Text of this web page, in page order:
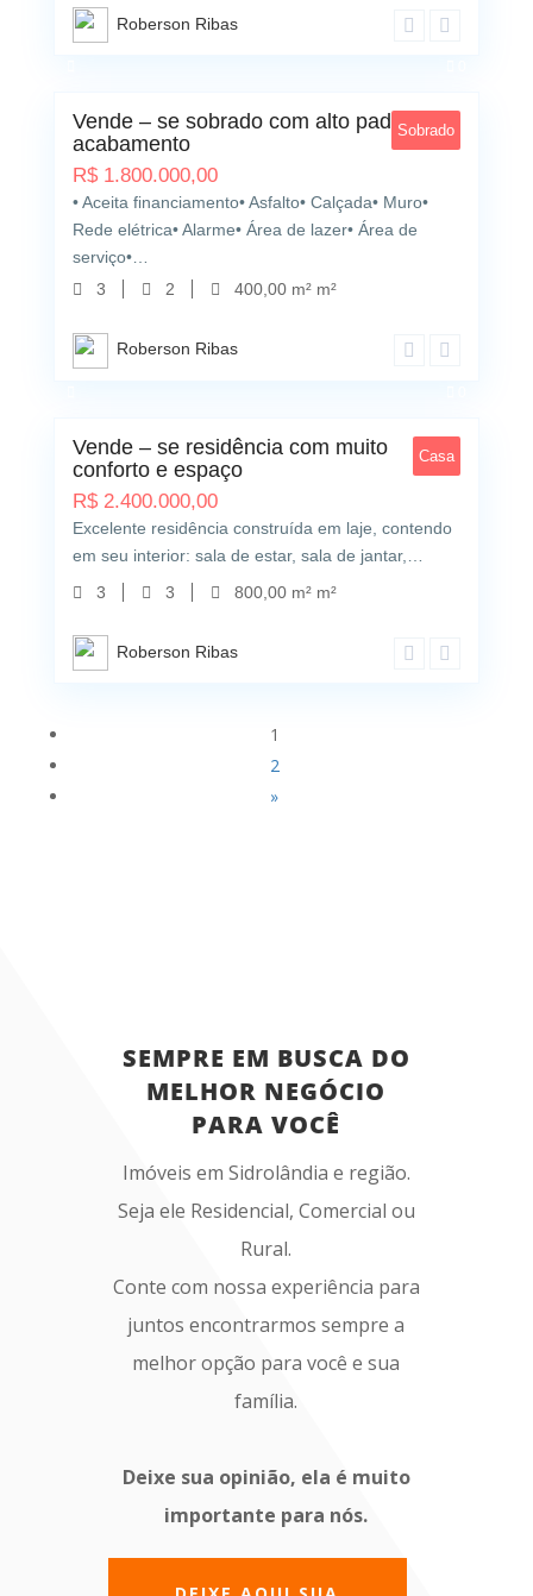
Roberson Ribas
Sobrado
Vende – se sobrado com alto padrão de
acabamento
R$1.800.000,00
• Aceita financiamento• Asfalto• Calçada• Muro•
Rede elétrica• Alarme• Área de lazer• Área de
serviço•…
3
2 400,00 m² m²
Roberson Ribas
Casa
Vende – se residência com muito
conforto e espaço
R$2.400.000,00
Excelente residência construída em laje, contendo
em seu interior: sala de estar, sala de jantar,…
3
3 800,00 m² m²
Roberson Ribas
1
2
»
SEMPRE EM BUSCA DO
MELHOR NEGÓCIO
PARA VOCÊ
Imóveis em Sidrolândia e região.
Seja ele Residencial, Comercial ou
Rural.
Conte com nossa experiência para
juntos encontrarmos sempre a
melhor opção para você e sua
família.
Deixe sua opinião, ela é muito
importante para nós.